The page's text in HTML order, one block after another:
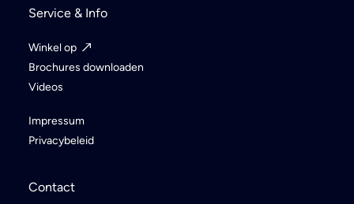
Service & Info
Winkel op
Brochures downloaden
Videos
Impressum
Privacybeleid
Contact